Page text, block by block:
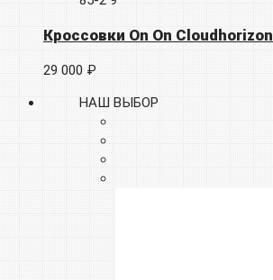
Кроссовки On On Cloudhorizon
29 000 ₽
НАШ ВЫБОР